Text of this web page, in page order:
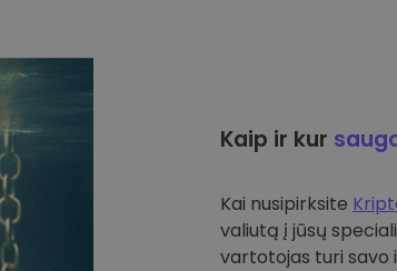
Kaip ir kur
Kai nusipirksite
valiutą į jūsų
vartotojas turi savo